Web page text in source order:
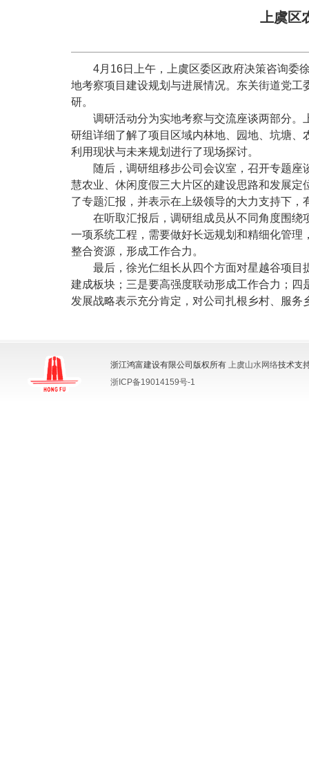
上虞区
4月16日上午，上虞区委区政府决策咨询委
地考察项目建设规划与进展情况。东关街道党
研。
调研活动分为实地考察与交流座谈两部分
研组详细了解了项目区域内林地、园地、坑塘
利用现状与未来规划进行了现场探讨。
随后，调研组移步公司会议室，召开专题
慧农业、休闲度假三大片区的建设思路和发展
了专题汇报，并表示在上级领导的大力支持下
在听取汇报后，调研组成员从不同角度围
一项系统工程，需要做好长远规划和精细化管
整合资源，形成工作合力。
最后，徐光仁组长从四个方面对星越谷项
建成板块；三是要高强度联动形成工作合力；
发展战略表示充分肯定，对公司扎根乡村、服
浙江鸿富建设有限公司版权所有 上虞山水网络技术支
浙ICP备19014159号-1